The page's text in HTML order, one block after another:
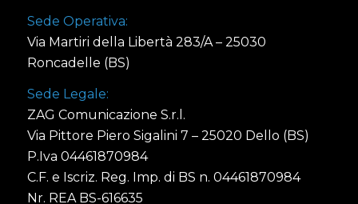
Sede Operativa:
Via Martiri della Libertà 283/A – 25030
Roncadelle (BS)
Sede Legale:
ZAG Comunicazione S.r.l.
Via Pittore Piero Sigalini 7 – 25020 Dello (BS)
P.Iva 04461870984
C.F. e Iscriz. Reg. Imp. di BS n. 04461870984
Nr. REA BS-616635